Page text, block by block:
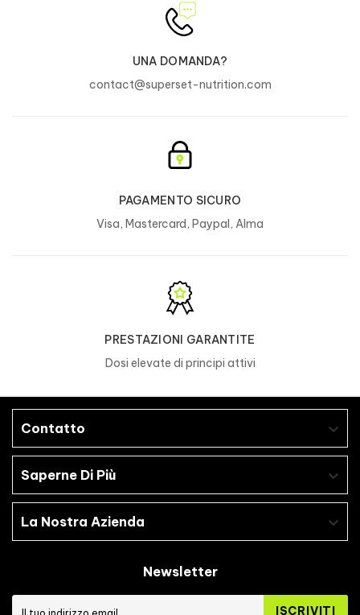
UNA DOMANDA?
contact@superset-nutrition.com
PAGAMENTO SICURO
Visa, Mastercard, Paypal, Alma
PRESTAZIONI GARANTITE
Dosi elevate di principi attivi
Contatto 
Saperne Di Più 
La Nostra Azienda 
Newsletter
ISCRIVITI